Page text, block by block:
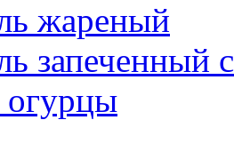
жареный
запеченный
огурцы